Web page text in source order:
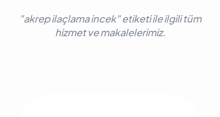
"akrep ilaçlama incek" etiketi ile ilgili tüm
hizmet ve makalelerimiz.